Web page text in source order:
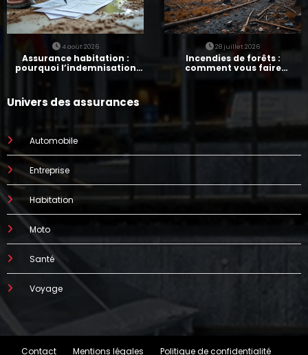
4 août 2026
Assurance habitation :
pourquoi l’indemnisation
28 juillet 2026
Incendies de forêts :
comment vous faire
indemniser par votre
Univers des assurances
Automobile
Entreprise
Habitation
Moto
Santé
Voyage
Contact Mentions légales Politique de confidentialité